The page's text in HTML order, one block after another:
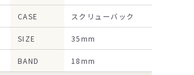
CASE スクリューバック
SIZE 35mm
BAND 18mm